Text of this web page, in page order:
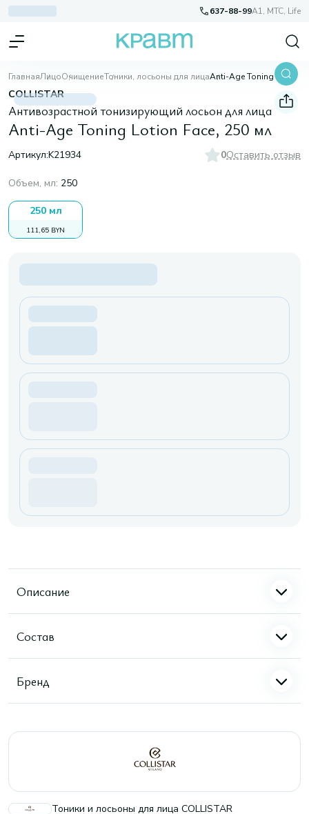
637-88-99A1, МТС, Life
ГлавнаяЛицоОчищениеТоники, лосьоны для лица Anti-Age Toning Lotion Face, 250 мл
COLLISTAR
Антивозрастной тонизирующий лосьон для лица
Anti-Age Toning Lotion Face, 250 мл
Артикул:K21934 0Оставить отзыв
Объем, мл: 250
250 мл
111,65 BYN
Описание
Состав
Бренд
Тоники и лосьоны для лица COLLISTAR